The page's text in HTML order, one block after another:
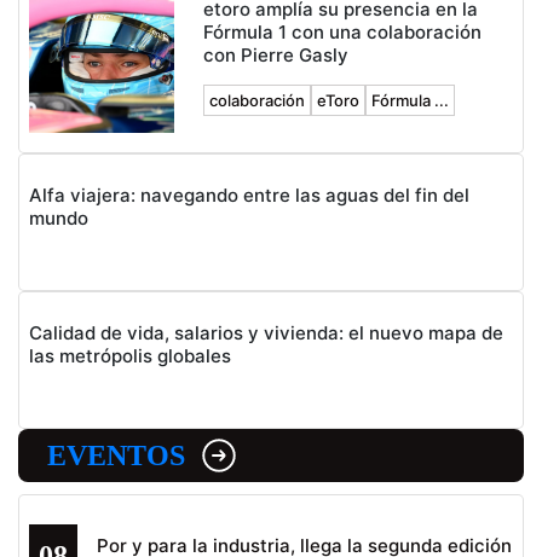
etoro amplía su presencia en la
Fórmula 1 con una colaboración
con Pierre Gasly
colaboración eToro Fórmula ...
Alfa viajera: navegando entre las aguas del fin del
mundo
Calidad de vida, salarios y vivienda: el nuevo mapa de
las metrópolis globales
EVENTOS
Por y para la industria, llega la segunda edición